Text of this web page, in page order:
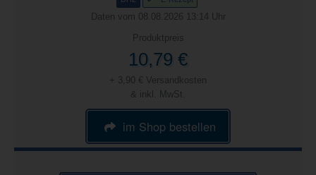
Daten vom 08.08.2026 13:14 Uhr
Produktpreis
10,79 €
+ 3,90 € Versandkosten
& inkl. MwSt.
im Shop bestellen